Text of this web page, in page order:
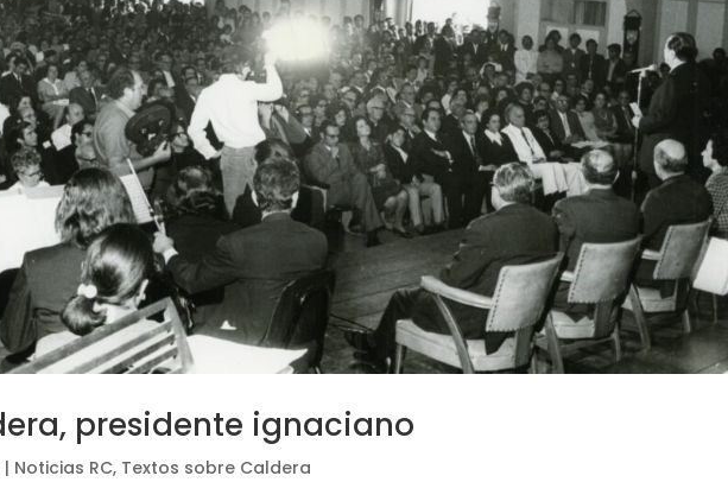
presidente ignaciano
| Noticias RC, Textos sobre Caldera